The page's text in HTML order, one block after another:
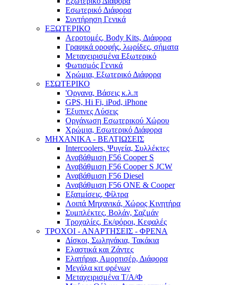
Εσωτερικό Διάφορα
Συντήρηση Γενικά
ΕΞΩΤΕΡΙΚΟ
Αεροτομές, Body Kits, Διάφορα
Γραφικά οροφής, λωρίδες, σήματα
Μεταχειρισμένα Εξωτερικό
Φωτισμός Γενικά
Χρώμια, Εξωτερικό Διάφορα
ΕΣΩΤΕΡΙΚΟ
'Οργανα, Βάσεις κ.λ.π
GPS, Hi Fi, iPod, iPhone
Έξυπνες Λύσεις
Οργάνωση Εσωτερικού Χώρου
Χρώμια, Εσωτερικό Διάφορα
ΜΗΧΑΝΙΚΑ - ΒΕΛΤΙΩΣΕΙΣ
Intercoolers, Ψυγεία, Συλλέκτες
Αναβάθμιση F56 Cooper S
Αναβάθμιση F56 Cooper S JCW
Αναβάθμιση F56 Diesel
Αναβάθμιση F56 ONE & Cooper
Εξατμίσεις, Φίλτρα
Λοιπά Μηχανικά, Χώρος Κινητήρα
Συμπλέκτες, Βολάν, Σαζμάν
Τροχαλίες, Εκ/φόροι, Κεφαλές
ΤΡΟΧΟΙ - ΑΝΑΡΤΗΣΕΙΣ - ΦΡΕΝΑ
Δίσκοι, Σωληνάκια, Τακάκια
Ελαστικά και Ζάντες
Ελατήρια, Αμορτισέρ, Διάφορα
Μεγάλα κιτ φρένων
Μεταχειρισμένα Τ/Α/Φ